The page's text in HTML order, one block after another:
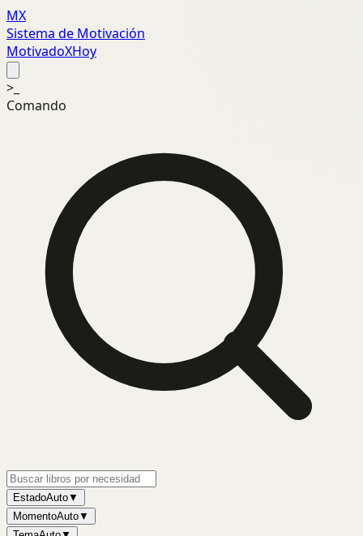
MX
Sistema de Motivación
MotivadoXHoy
>_
Comando
EstadoAuto▼
MomentoAuto▼